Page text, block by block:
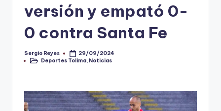
ti
o
versión y empató 0-
0 contra Santa Fe
Publicado
por
Sergio Reyes
29/09/2024
Publicado
Deportes Tolima Noticias